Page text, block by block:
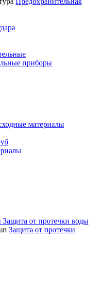
приборы
материалы
Защита от протечки воды
Защита от протечки